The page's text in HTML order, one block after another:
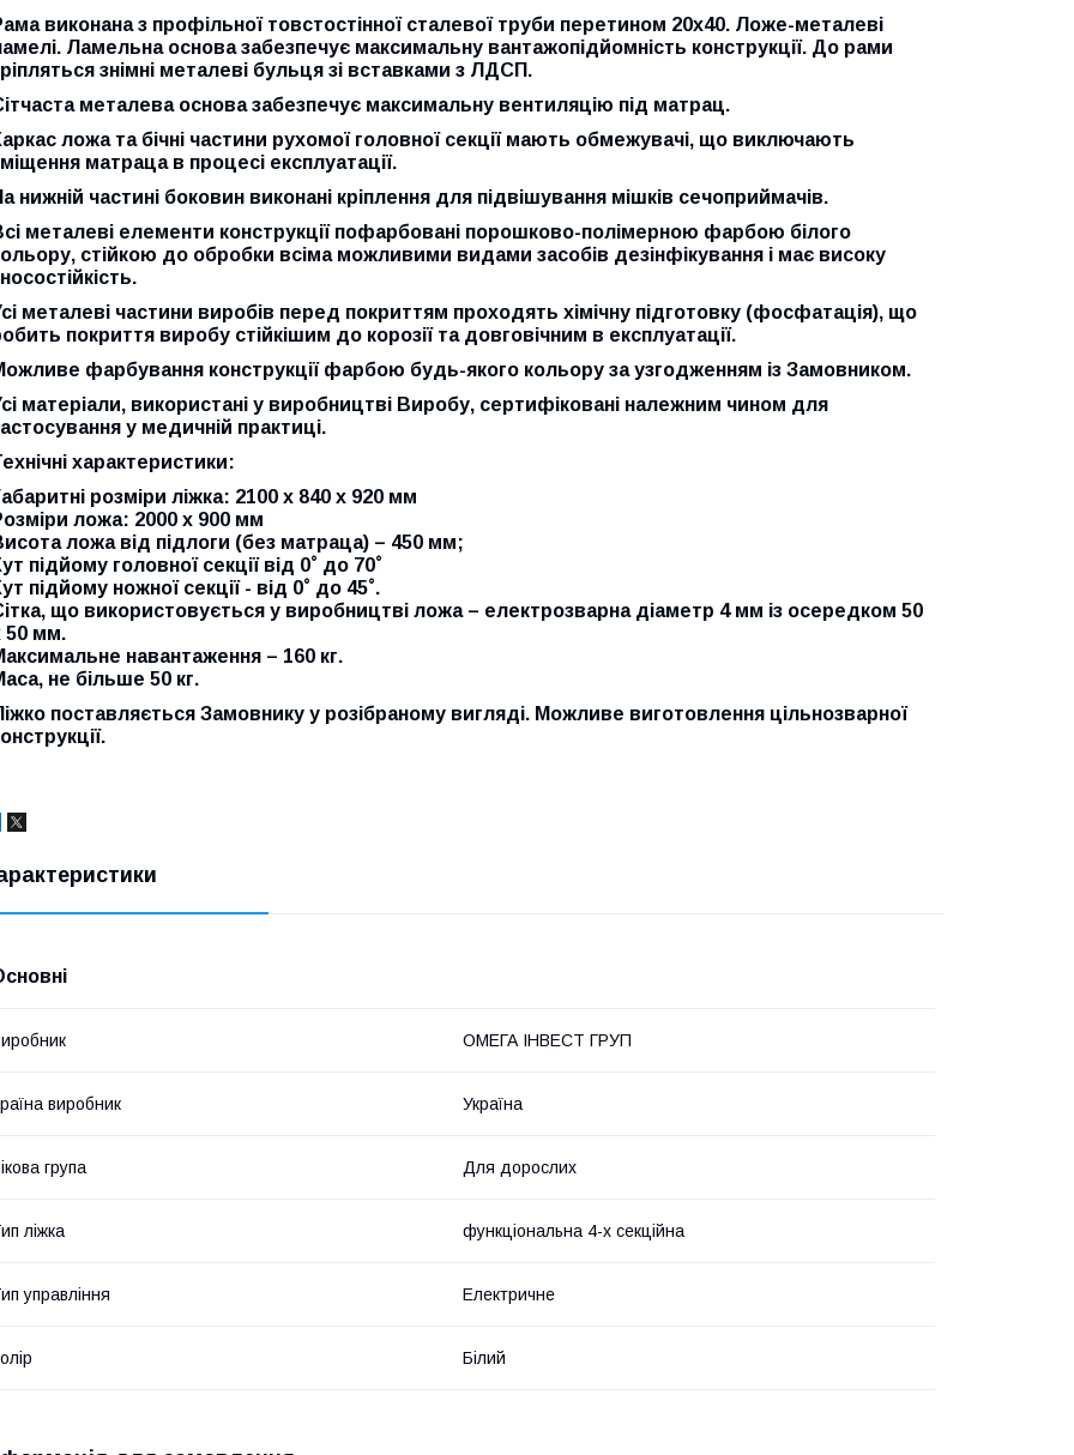
виконана з профільної товстостінної сталевої труби перетином 20х40. Ложе-металеві
Ламельна основа забезпечує максимальну вантажопідйомність конструкції. До рами
знімні металеві бульця зі вставками з ЛДСП.
металева основа забезпечує максимальну вентиляцію під матрац.
ложа та бічні частини рухомої головної секції мають обмежувачі, що виключають
матраца в процесі експлуатації.
нижній частині боковин виконані кріплення для підвішування мішків сечоприймачів.
металеві елементи конструкції пофарбовані порошково-полімерною фарбою білого
стійкою до обробки всіма можливими видами засобів дезінфікування і має високу
металеві частини виробів перед покриттям проходять хімічну підготовку (фосфатація), що
покриття виробу стійкішим до корозії та довговічним в експлуатації.
фарбування конструкції фарбою будь-якого кольору за узгодженням із Замовником.
матеріали, використані у виробництві Виробу, сертифіковані належним чином для
у медичній практиці.
характеристики:
розміри ліжка: 2100 х 840 х 920 мм
ложа: 2000 х 900 мм
ложа від підлоги (без матраца) – 450 мм;
підйому головної секції від 0˚ до 70˚
підйому ножної секції - від 0˚ до 45˚.
що використовується у виробництві ложа – електрозварна діаметр 4 мм із осередком 50
50 мм.
навантаження – 160 кг.
не більше 50 кг.
поставляється Замовнику у розібраному вигляді. Можливе виготовлення цільнозварної
ОМЕГА ІНВЕСТ ГРУП
виробник Україна
група Для дорослих
ліжка функціональна 4-х секційна
управління Електричне
Білий